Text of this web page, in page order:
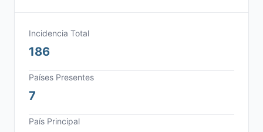
Incidencia Total
186
Países Presentes
7
País Principal